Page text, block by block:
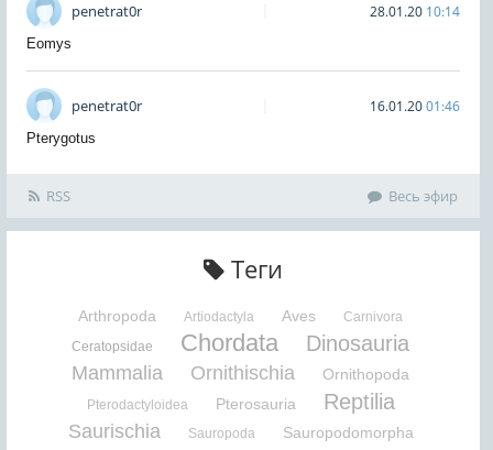
penetrat0r 28.01.20 10:14
Eomys
penetrat0r 16.01.2001:46
Pterygotus
RSS Весь эфир
Теги
Arthropoda Artiodactyla Aves
Carnivora
Ceratopsidae
Chordata Dinosauria
Mammalia Ornithischia Ornithopoda
Pterodactyloidea Pterosauria Reptilia
Saurischia Sauropoda Sauropodomorpha